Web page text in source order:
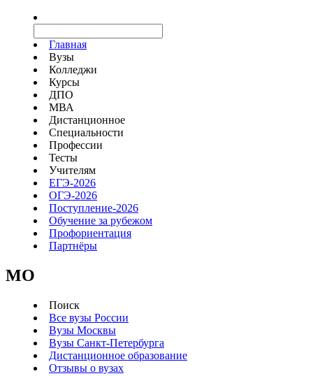
Главная
Вузы
Колледжи
Курсы
ДПО
МВА
Дистанционное
Специальности
Профессии
Тесты
Учителям
ЕГЭ-2026
ОГЭ-2026
Поступление-2026
Обучение за рубежом
Профориентация
Партнёры
MO
Поиск
Все вузы России
Вузы Москвы
Вузы Санкт-Петербурга
Дистанционное образование
Отзывы о вузах